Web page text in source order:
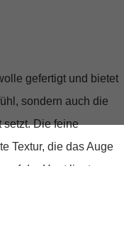
gefertigt und bietet
sondern auch die
setzt. Die feine
Textur, die das Auge
auf der Haut liegt.